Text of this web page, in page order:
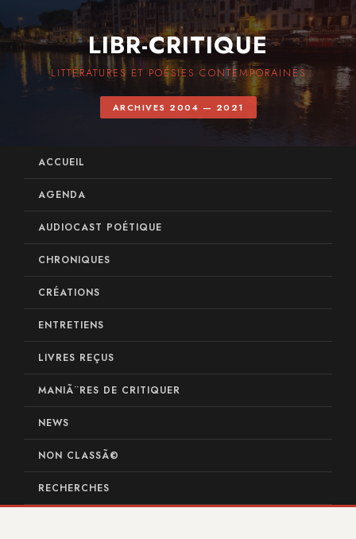
LIBR-CRITIQUE
LITTÉRATURES ET POÉSIES CONTEMPORAINES
ARCHIVES 2004 — 2021
ACCUEIL
AGENDA
AUDIOCAST POÉTIQUE
CHRONIQUES
CRÉATIONS
ENTRETIENS
LIVRES REÇUS
MANIÃ¨RES DE CRITIQUER
NEWS
NON CLASSÃ©
RECHERCHES